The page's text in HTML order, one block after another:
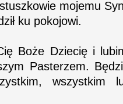
mojemu
ku pokojowi.
Boże Dziecię i
Pasterzem.
wszystkim